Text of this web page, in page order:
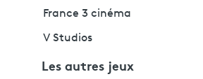
France 3 cinéma
V Studios
Les autres jeux